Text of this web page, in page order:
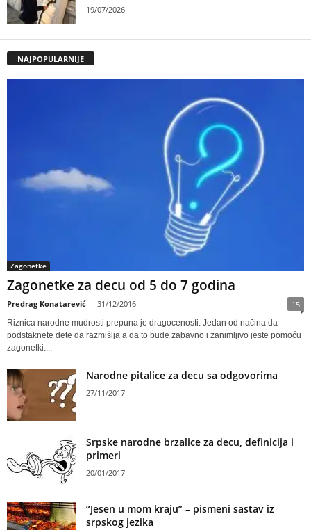
19/07/2026
NAJPOPULARNIJE
Zagonetke
Zagonetke za decu od 5 do 7 godina
Predrag Konatarević - 31/12/2016 15
Riznica narodne mudrosti prepuna je dragocenosti. Jedan od načina da
podstaknete dete da razmišlja a da to bude zabavno i zanimljivo jeste pomoću
zagonetki....
Narodne pitalice za decu sa odgovorima
27/11/2017
Srpske narodne brzalice za decu, definicija i
primeri
20/01/2017
“Jesen u mom kraju” – pismeni sastav iz
srpskog jezika